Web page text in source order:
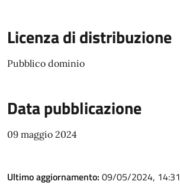
Licenza di distribuzione
Pubblico dominio
Data pubblicazione
09 maggio 2024
Ultimo aggiornamento: 09/05/2024, 14:31